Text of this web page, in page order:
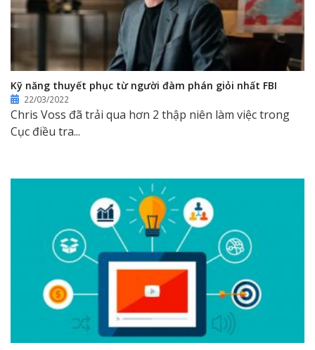
Kỹ năng thuyết phục từ người đàm phán giỏi nhất FBI
22/03/2022
Chris Voss đã trải qua hơn 2 thập niên làm việc trong
Cục điều tra...